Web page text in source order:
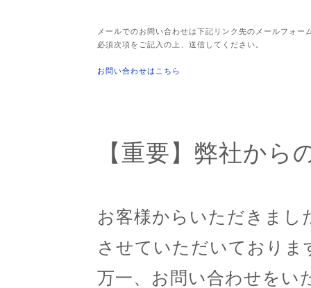
メールでのお問い合わせは下記リンク先のメールフォー
必須次項をご記入の上、送信してください。
お問い合わせはこちら
【重要】弊社から
お客様からいただきまし
させていただいておりま
万一、お問い合わせをい